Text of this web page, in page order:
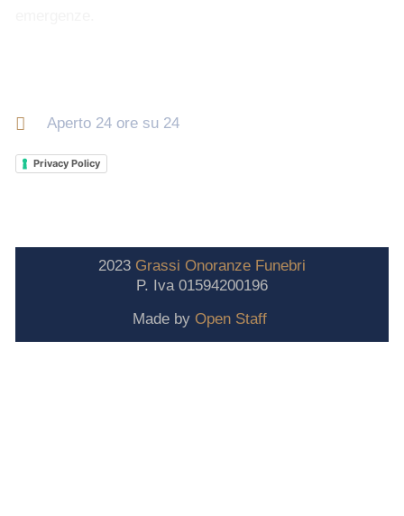
Aperto 24 ore su 24
Privacy Policy
2023 Grassi Onoranze Funebri
P. Iva 01594200196
Made by Open Staff